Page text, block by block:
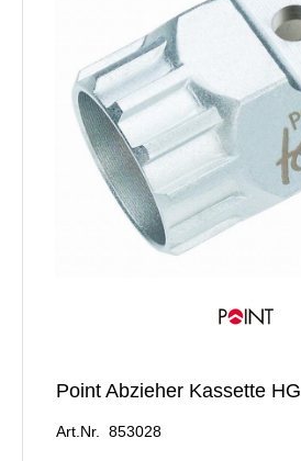
Point Abzieher Kassette HG
Art.Nr. 853028